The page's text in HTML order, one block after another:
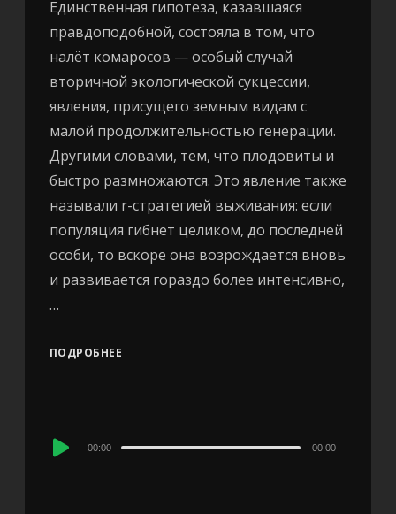
Единственная гипотеза, казавшаяся
правдоподобной, состояла в том, что
налёт комаросов — особый случай
вторичной экологической сукцессии,
явления, присущего земным видам с
малой продолжительностью генерации.
Другими словами, тем, что плодовиты и
быстро размножаются. Это явление также
называли r-стратегией выживания: если
популяция гибнет целиком, до последней
особи, то вскоре она возрождается вновь
и развивается гораздо более интенсивно,
…
ПОДРОБНЕЕ
Audio
00:00 00:00